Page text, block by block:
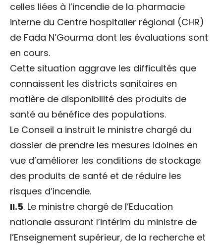
celles liées à l’incendie de la pharmacie
interne du Centre hospitalier régional (CHR)
de Fada N’Gourma dont les évaluations sont
en cours.
Cette situation aggrave les difficultés que
connaissent les districts sanitaires en
matière de disponibilité des produits de
santé au bénéfice des populations.
Le Conseil a instruit le ministre chargé du
dossier de prendre les mesures idoines en
vue d’améliorer les conditions de stockage
des produits de santé et de réduire les
risques d’incendie.
II.5. Le ministre chargé de l’Education
nationale assurant l’intérim du ministre de
l’Enseignement supérieur, de la recherche et